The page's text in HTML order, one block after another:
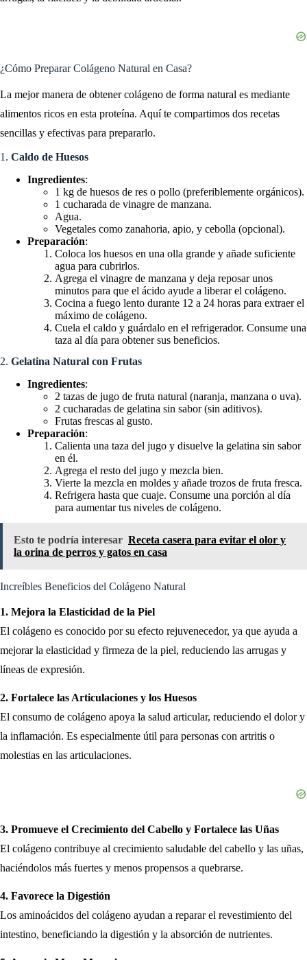
¿Cómo Preparar Colágeno Natural en Casa?
La mejor manera de obtener colágeno de forma natural es mediante
alimentos ricos en esta proteína. Aquí te compartimos dos recetas
sencillas y efectivas para prepararlo.
1. Caldo de Huesos
Ingredientes:
1 kg de huesos de res o pollo (preferiblemente orgánicos).
1 cucharada de vinagre de manzana.
Agua.
Vegetales como zanahoria, apio, y cebolla (opcional).
Preparación:
Coloca los huesos en una olla grande y añade suficiente
agua para cubrirlos.
Agrega el vinagre de manzana y deja reposar unos
minutos para que el ácido ayude a liberar el colágeno.
Cocina a fuego lento durante 12 a 24 horas para extraer el
máximo de colágeno.
Cuela el caldo y guárdalo en el refrigerador. Consume una
taza al día para obtener sus beneficios.
2. Gelatina Natural con Frutas
Ingredientes:
2 tazas de jugo de fruta natural (naranja, manzana o uva).
2 cucharadas de gelatina sin sabor (sin aditivos).
Frutas frescas al gusto.
Preparación:
Calienta una taza del jugo y disuelve la gelatina sin sabor
en él.
Agrega el resto del jugo y mezcla bien.
Vierte la mezcla en moldes y añade trozos de fruta fresca.
Refrigera hasta que cuaje. Consume una porción al día
para aumentar tus niveles de colágeno.
Esto te podría interesar Receta casera para evitar el olor y
la orina de perros y gatos en casa
Increíbles Beneficios del Colágeno Natural
1. Mejora la Elasticidad de la Piel
El colágeno es conocido por su efecto rejuvenecedor, ya que ayuda a
mejorar la elasticidad y firmeza de la piel, reduciendo las arrugas y
líneas de expresión.
2. Fortalece las Articulaciones y los Huesos
El consumo de colágeno apoya la salud articular, reduciendo el dolor y
la inflamación. Es especialmente útil para personas con artritis o
molestias en las articulaciones.
3. Promueve el Crecimiento del Cabello y Fortalece las Uñas
El colágeno contribuye al crecimiento saludable del cabello y las uñas,
haciéndolos más fuertes y menos propensos a quebrarse.
4. Favorece la Digestión
Los aminoácidos del colágeno ayudan a reparar el revestimiento del
intestino, beneficiando la digestión y la absorción de nutrientes.